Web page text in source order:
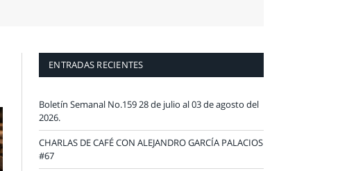
ENTRADAS RECIENTES
Boletín Semanal No.159 28 de julio al 03 de agosto del
2026.
CHARLAS DE CAFÉ CON ALEJANDRO GARCÍA PALACIOS
#67